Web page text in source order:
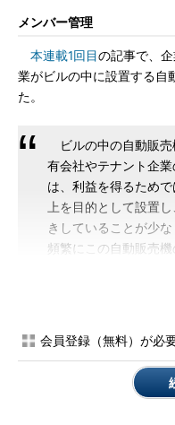
メンバー管理
本連載1回目の記事で、
業がビルの中に設置する自
た。
ビルの中の自動販売
有会社やテナント企
は、利益を得るため
上を目的として設置
きしていることが少
頻繁にこの自動販売
は、例えばICカードによる
の設置してあるエリアに入
することで、自動販売機の
にある社員のみになります
会員登録（無料）が必